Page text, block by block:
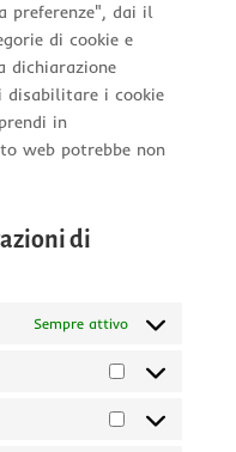
preferenze", dai il
di cookie e
dichiarazione
disabilitare i cookie
in
web potrebbe non
di
Sempre attivo
Preferenze
Statistiche